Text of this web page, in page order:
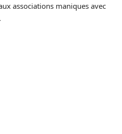
associations maniques avec